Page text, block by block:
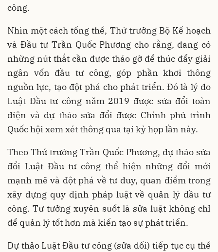
công.
Nhìn một cách tổng thể, Thứ trưởng Bộ Kế hoạch
và Đầu tư Trần Quốc Phương cho rằng, đang có
những nút thắt cần được tháo gỡ để thúc đẩy giải
ngân vốn đầu tư công, góp phần khơi thông
nguồn lực, tạo đột phá cho phát triển. Đó là lý do
Luật Đầu tư công năm 2019 được sửa đổi toàn
diện và dự thảo sửa đổi được Chính phủ trình
Quốc hội xem xét thông qua tại kỳ họp lần này.
Theo Thứ trưởng Trần Quốc Phương, dự thảo sửa
đổi Luật Đầu tư công thể hiện những đổi mới
mạnh mẽ và đột phá về tư duy, quan điểm trong
xây dựng quy định pháp luật về quản lý đầu tư
công. Tư tưởng xuyên suốt là sửa luật không chỉ
để quản lý tốt hơn mà kiến tạo sự phát triển.
Dự thảo Luật Đầu tư công (sửa đổi) tiếp tục cụ thể